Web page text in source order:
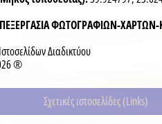
ΦΩΤΟΓΡΑΦΙΩΝ-
Διαδικτύου
®
Σχετικές ιστοσελίδες (Links)